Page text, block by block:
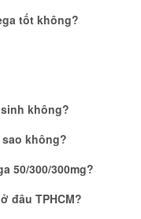
tốt không?
không?
không?
50/300/300mg?
đâu TPHCM?